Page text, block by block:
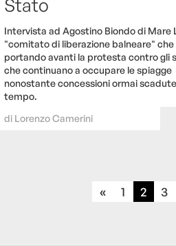
Stato
Intervista ad Agostino Biondo di Mare
"comitato di liberazione balneare" che
portando avanti la protesta contro gli
che continuano a occupare le spiagge
nonostante concessioni ormai
tempo.
di Lorenzo Camerini
« 1 2 3